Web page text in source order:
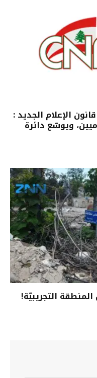
الإعلام الجديد :
ويوسّع دائرة
التجريبيّة!